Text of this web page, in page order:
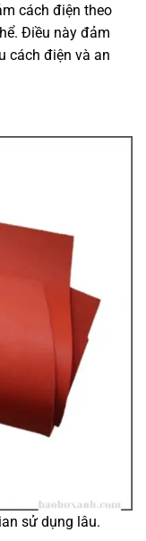
cách điện theo
Điều này đảm
cách điện và an
sử dụng lâu.